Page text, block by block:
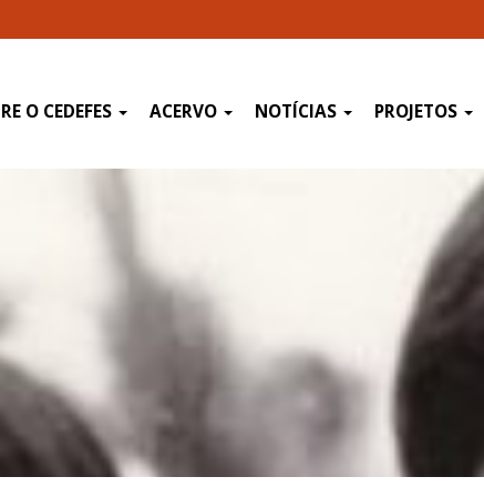
O CEDEFES ACERVO NOTÍCIAS PROJETOS